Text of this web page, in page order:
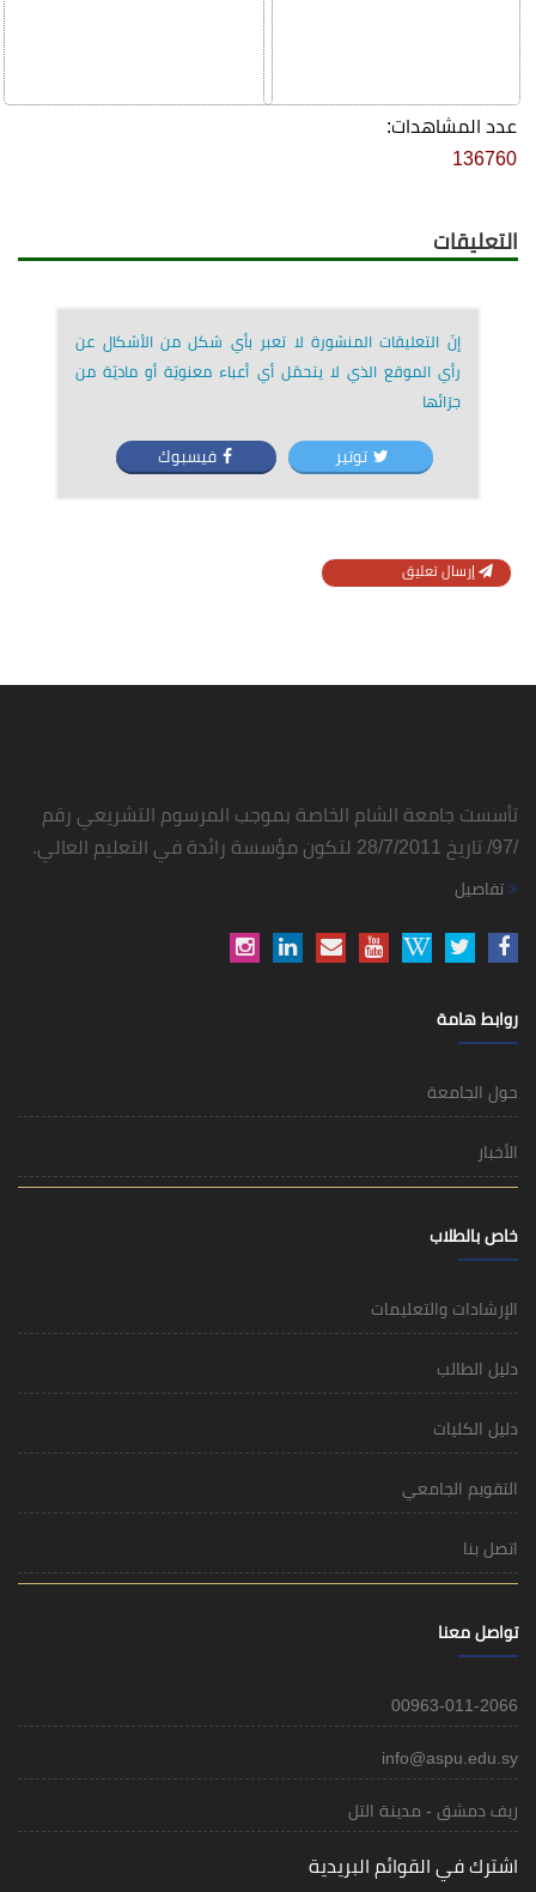
عدد المشاهدات:
136760
التعليقات
إنّ التعليقات المنشورة لا تعبر بأي شكل من الأشكال عن
رأي الموقع الذي لا يتحمّل أي أعباء معنويّة أو ماديّة من
جرّائها
توتير فيسبوك
إرسال تعليق
تأسست جامعة الشام الخاصة بموجب المرسوم التشريعي رقم
/97/ تاريخ 28/7/2011 لتكون مؤسسة رائدة في التعليم العالي.
تفاصيل
روابط هامة
حول الجامعة
الأخبار
خاص بالطلاب
الإرشادات والتعليمات
دليل الطالب
دليل الكليات
التقويم الجامعي
اتصل بنا
تواصل معنا
00963-011-2066
info@aspu.edu.sy
ريف دمشق - مدينة التل
اشترك في القوائم البريدية